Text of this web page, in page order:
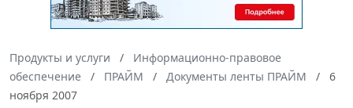
Продукты и услуги
Информационно-правовое
обеспечение
ПРАЙМ Документы ленты ПРАЙМ
6
ноября 2007